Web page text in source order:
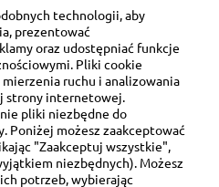
6/8 lok. 57/58
Łódź
technologii, aby
prezentować
oraz udostępniać funkcje
Pliki cookie
ruchu i analizowania
strony internetowej.
pliki niezbędne do
Poniżej możesz zaakceptować
"Zaakceptuj wszystkie",
niezbędnych). Możesz
potrzeb, wybierając